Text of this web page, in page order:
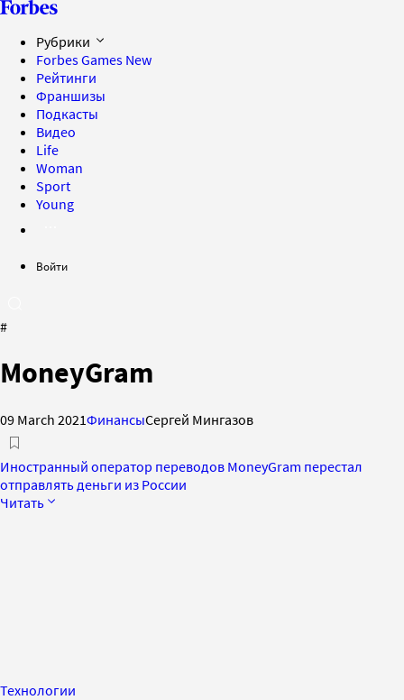
Рубрики
Forbes Games New
Рейтинги
Франшизы
Подкасты
Видео
Life
Woman
Sport
Young
Войти
#
MoneyGram
09 March 2021ФинансыСергей Мингазов
Иностранный оператор переводов MoneyGram перестал
отправлять деньги из России
Читать
Технологии